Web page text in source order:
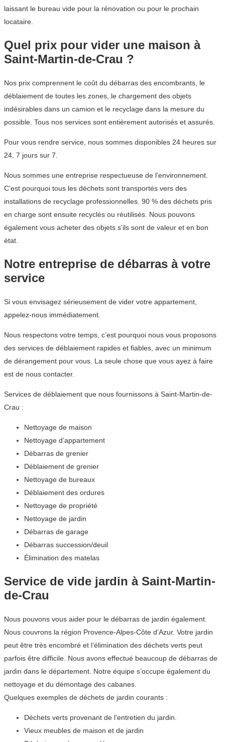
laissant le bureau vide pour la rénovation ou pour le prochain
locataire.
Quel prix pour vider une maison à
Saint-Martin-de-Crau ?
Nos prix comprennent le coût du débarras des encombrants, le
déblaiement de toutes les zones, le chargement des objets
indésirables dans un camion et le recyclage dans la mesure du
possible. Tous nos services sont entièrement autorisés et assurés.
Pour vous rendre service, nous sommes disponibles 24 heures sur
24, 7 jours sur 7.
Nous sommes une entreprise respectueuse de l’environnement.
C’est pourquoi tous les déchets sont transportés vers des
installations de recyclage professionnelles. 90 % des déchets pris
en charge sont ensuite recyclés ou réutilisés. Nous pouvons
également vous acheter des objets s’ils sont de valeur et en bon
état.
Notre entreprise de débarras à votre
service
Si vous envisagez sérieusement de vider votre appartement,
appelez-nous immédiatement.
Nous respectons votre temps, c’est pourquoi nous vous proposons
des services de déblaiement rapides et fiables, avec un minimum
de dérangement pour vous. La seule chose que vous ayez à faire
est de nous contacter.
Services de déblaiement que nous fournissons à Saint-Martin-de-
Crau :
Nettoyage de maison
Nettoyage d’appartement
Débarras de grenier
Déblaiement de grenier
Nettoyage de bureaux
Déblaiement des ordures
Nettoyage de propriété
Nettoyage de jardin
Débarras de garage
Débarras succession/deuil
Élimination des matelas
Service de vide jardin à Saint-Martin-
de-Crau
Nous pouvons vous aider pour le débarras de jardin également.
Nous couvrons la région Provence-Alpes-Côte d’Azur. Votre jardin
peut être très encombré et l’élimination des déchets verts peut
parfois être difficile. Nous avons effectué beaucoup de débarras de
jardin dans le département. Notre équipe s’occupe également du
nettoyage et du démontage des cabanes.
Quelques exemples de déchets de jardin courants :
Déchets verts provenant de l’entretien du jardin.
Vieux meubles de maison et de jardin